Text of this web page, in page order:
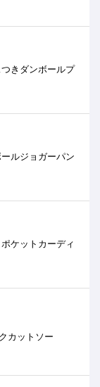
つきダンボールプ
ルジョガーパン
ケットカーディ
カットソー